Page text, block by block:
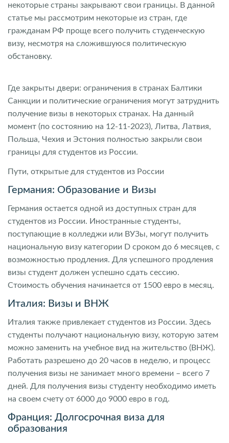
некоторые страны закрывают свои границы. В данной
статье мы рассмотрим некоторые из стран, где
гражданам РФ проще всего получить студенческую
визу, несмотря на сложившуюся политическую
обстановку.
Где закрыты двери: ограничения в странах Балтики
Санкции и политические ограничения могут затруднить
получение визы в некоторых странах. На данный
момент (по состоянию на 12-11-2023), Литва, Латвия,
Польша, Чехия и Эстония полностью закрыли свои
границы для студентов из России.
Пути, открытые для студентов из России
Германия: Образование и Визы
Германия остается одной из доступных стран для
студентов из России. Иностранные студенты,
поступающие в колледжи или ВУЗы, могут получить
национальную визу категории D сроком до 6 месяцев, с
возможностью продления. Для успешного продления
визы студент должен успешно сдать сессию.
Стоимость обучения начинается от 1500 евро в месяц.
Италия: Визы и ВНЖ
Италия также привлекает студентов из России. Здесь
студенты получают национальную визу, которую затем
можно заменить на учебное вид на жительство (ВНЖ).
Работать разрешено до 20 часов в неделю, и процесс
получения визы не занимает много времени – всего 7
дней. Для получения визы студенту необходимо иметь
на своем счету от 6000 до 9000 евро в год.
Франция: Долгосрочная виза для
образования